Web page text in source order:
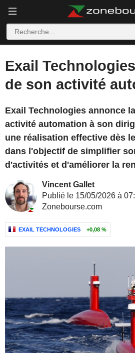
Exail
de son activité
Exail Technologies annonce
activité automation à son
une réalisation effective dès
dans l'objectif de simplifier
d'activités et d'améliorer la
Vincent Gallet
Publié le 15/05/2026 à
Zonebourse.com
EXAIL TECHNOLOGIES +0,08 %